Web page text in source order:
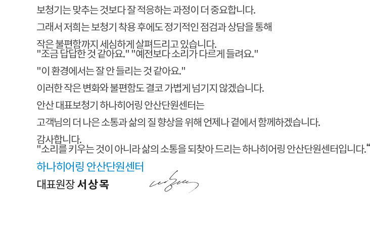
보청기는 맞추는 것보다 잘 적응하는 과정이 더 중요합니다.
그래서 저희는 보청기 착용 후에도 정기적인 점검과 상담을 통해
작은 불편함까지 세심하게 살펴드리고 있습니다.
"조금 답답한 것 같아요." "예전보다 소리가 다르게 들려요."
"이 환경에서는 잘 안 들리는 것 같아요."
이러한 작은 변화와 불편함도 결코 가볍게 넘기지 않겠습니다.
안산 대표보청기 하나히어링 안산단원센터는
고객님의 더 나은 소통과 삶의 질 향상을 위해 언제나 곁에서 함께하겠습니다.
감사합니다.
"소리를 키우는 것이 아니라 삶의 소통을 되찾아 드리는 하나히어링 안산단원센터입니다.“
하나히어링 안산단원센터
대표원장 서상목